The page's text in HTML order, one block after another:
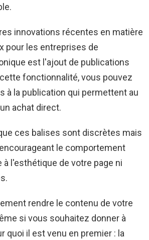
innovations récentes en matière
pour les entreprises de
est l'ajout de publications
fonctionnalité, vous pouvez
à la publication qui permettent au
achat direct.
ces balises sont discrètes mais
le comportement
à l'esthétique de votre page ni
rendre le contenu de votre
si vous souhaitez donner à
quoi il est venu en premier : la